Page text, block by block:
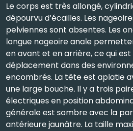
Le corps est très allongé,
dépourvu d’écailles. Les
pelviennes sont absentes. Les
longue nageoire anale
en avant et en arrière, ce qui
déplacement dans des
encombrés. La tête est aplatie
une large bouche. Il y a trois
électriques en position
générale est sombre avec la
antérieure jaunâtre. La taille